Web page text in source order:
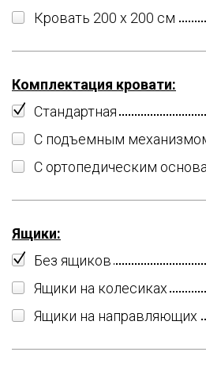
Кровать 200 x 200 см
Комплектация кровати:
Стандартная
С подъемным
С ортопедическим
Ящики:
Без ящиков
Ящики на колесиках
Ящики на направляющих